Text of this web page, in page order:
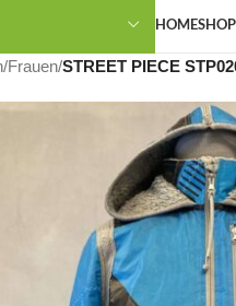
HOMESHOP
/Frauen/STREET PIECE